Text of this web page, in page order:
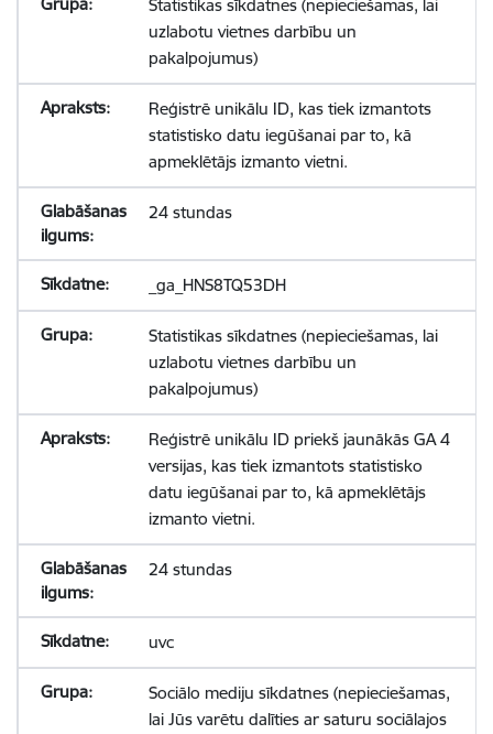
Statistikas sīkdatnes (nepieciešamas, lai
uzlabotu vietnes darbību un
pakalpojumus)
Reģistrē unikālu ID, kas tiek izmantots
statistisko datu iegūšanai par to, kā
apmeklētājs izmanto vietni.
24 stundas
_ga_HNS8TQ53DH
Statistikas sīkdatnes (nepieciešamas, lai
uzlabotu vietnes darbību un
pakalpojumus)
Reģistrē unikālu ID priekš jaunākās GA 4
versijas, kas tiek izmantots statistisko
datu iegūšanai par to, kā apmeklētājs
izmanto vietni.
24 stundas
uvc
Sociālo mediju sīkdatnes (nepieciešamas,
lai Jūs varētu dalīties ar saturu sociālajos